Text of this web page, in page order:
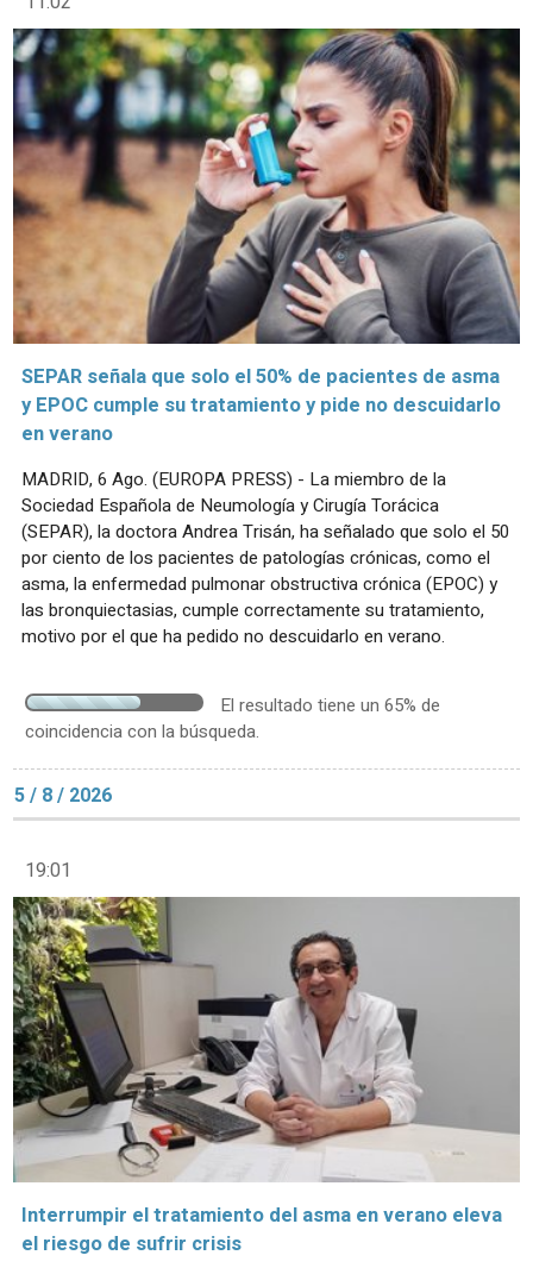
SEPAR señala que solo el 50% de pacientes de asma
y EPOC cumple su tratamiento y pide no descuidarlo
en verano
MADRID, 6 Ago. (EUROPA PRESS) - La miembro de la
Sociedad Española de Neumología y Cirugía Torácica
(SEPAR), la doctora Andrea Trisán, ha señalado que solo el 50
por ciento de los pacientes de patologías crónicas, como el
asma, la enfermedad pulmonar obstructiva crónica (EPOC) y
las bronquiectasias, cumple correctamente su tratamiento,
motivo por el que ha pedido no descuidarlo en verano.
El resultado tiene un 65% de
coincidencia con la búsqueda.
5 / 8 / 2026
19:01
Interrumpir el tratamiento del asma en verano eleva
el riesgo de sufrir crisis